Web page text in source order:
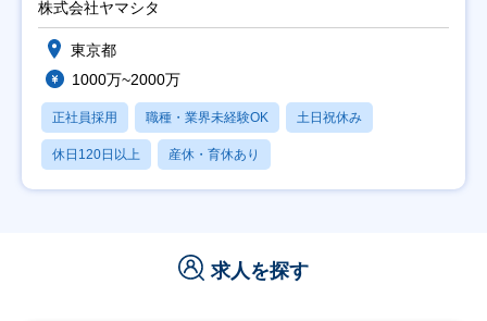
株式会社ヤマシタ
東京都
1000万~2000万
正社員採用 職種・業界未経験OK 土日祝休み
休日120日以上 産休・育休あり
求人を探す